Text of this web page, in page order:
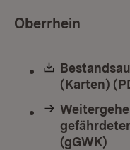
Oberrhein
Download:
(Karten)
(gGWK)